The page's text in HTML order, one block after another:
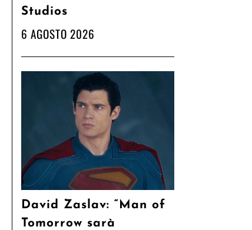
Studios
6 AGOSTO 2026
David Zaslav: “Man of
Tomorrow sarà